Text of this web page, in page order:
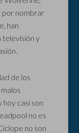
por nombrar
han
televisión y
de los
casi son
no es
no son